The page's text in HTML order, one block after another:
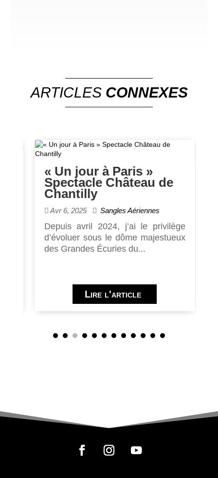
ARTICLES CONNEXES
« Un jour à Paris »
Spectacle Château de
Chantilly
Avr 6, 2025 Sangles Aériennes
Depuis avril 2024, j’ai le privilège
d’évoluer sous le dôme majestueux
des Grandes Écuries du...
Lire l'article